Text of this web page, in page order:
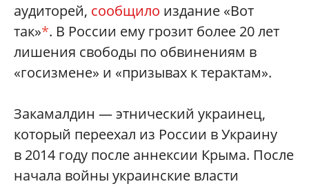
аудиторей, сообщило издание «Вот
так»*. В России ему грозит более 20 лет
лишения свободы по обвинениям в
«госизмене» и «призывах к терактам».
Закамалдин — этнический украинец,
который переехал из России в Украину
в 2014 году после аннексии Крыма. После
начала войны украинские власти